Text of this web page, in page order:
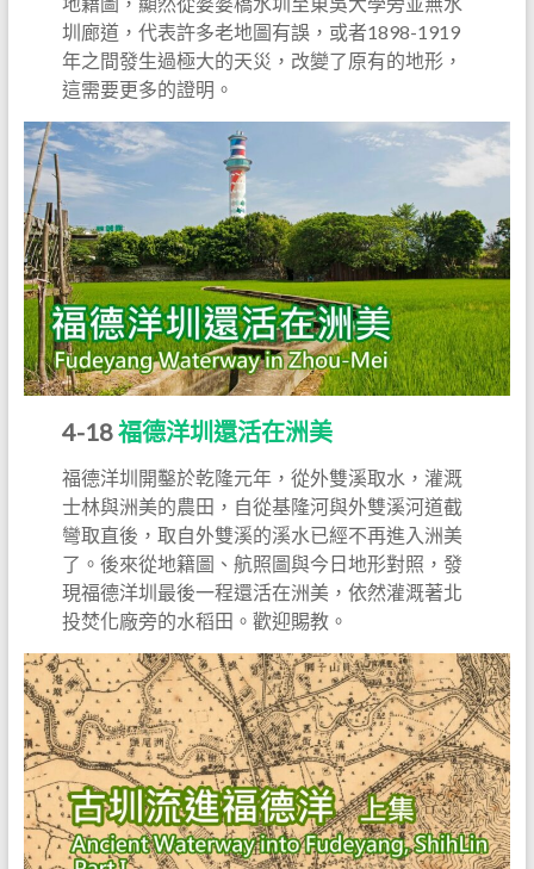
圳廊道，代表許多老地圖有誤，或者1898-1919
年之間發生過極大的天災，改變了原有的地形，
這需要更多的證明。
4-18福德洋圳還活在洲美
福德洋圳開鑿於乾隆元年，從外雙溪取水，灌溉
士林與洲美的農田，自從基隆河與外雙溪河道截
彎取直後，取自外雙溪的溪水已經不再進入洲美
了。後來從地籍圖、航照圖與今日地形對照，發
現福德洋圳最後一程還活在洲美，依然灌溉著北
投焚化廠旁的水稻田。歡迎賜教。